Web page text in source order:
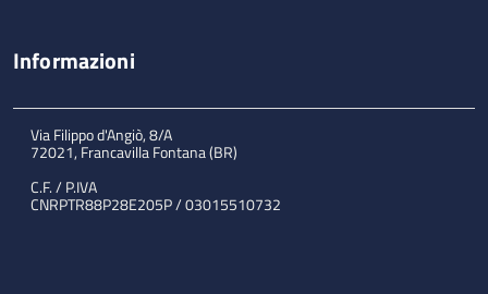
Informazioni
Via Filippo d'Angiò, 8/A
72021, Francavilla Fontana (BR)
C.F. / P.IVA
CNRPTR88P28E205P / 03015510732